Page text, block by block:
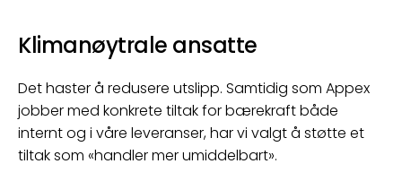
Klimanøytrale ansatte
Det haster å redusere utslipp. Samtidig som Appex
jobber med konkrete tiltak for bærekraft både
internt og i våre leveranser, har vi valgt å støtte et
tiltak som «handler mer umiddelbart».